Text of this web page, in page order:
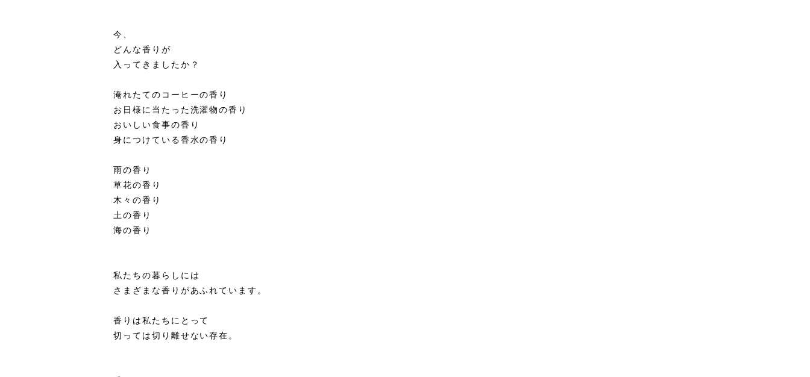
今、
どんな香りが
入ってきましたか？
淹れたてのコーヒーの香り
お日様に当たった洗濯物の香り
おいしい食事の香り
身につけている香水の香り
雨の香り
草花の香り
木々の香り
土の香り
海の香り
私たちの暮らしには
さまざまな香りがあふれています。
香りは私たちにとって
切っては切り離せない存在。